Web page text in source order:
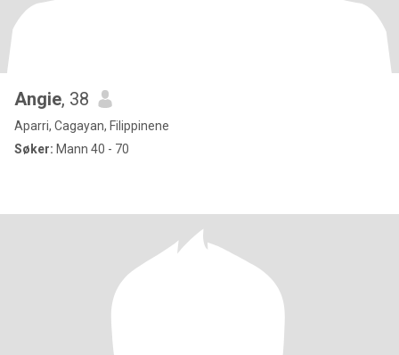
Angie, 38
Aparri, Cagayan, Filippinene
Søker: Mann 40 - 70